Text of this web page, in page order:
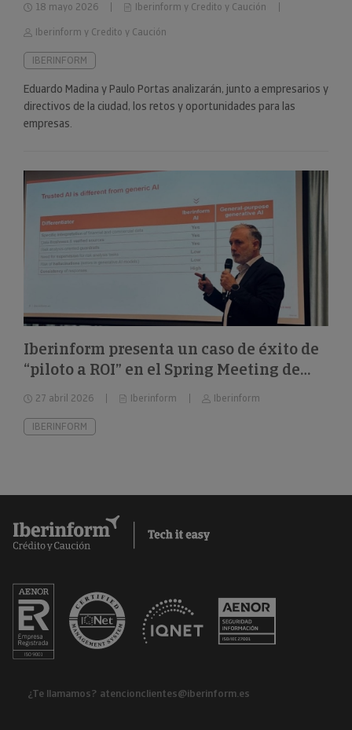
18 mayo 2026
Iberinform y Credito y Caución
Iberinform y Credito y Caución
IBERINFORM
Eduardo Madina y Paulo Portas analizarán, junto a empresarios y
directivos de la ciudad, los retos y oportunidades para las
empresas.
Iberinform presenta un caso de éxito de
“piloto a ROI” en el Spring Meeting de
FEBIS
27 abril 2026 Iberinform Iberinform
IBERINFORM
¿Te llamamos? atencionclientes@iberinform.es